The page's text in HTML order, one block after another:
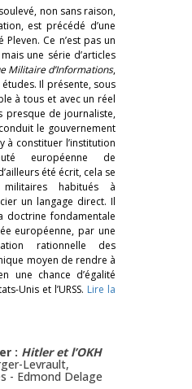
non sans raison,
est précédé d’une
Ce n’est pas un
une série d’articles
Militaire d’Informations,
Il présente, sous
à tous et avec un réel
presque de journaliste,
le gouvernement
à constituer l’institution
européenne de
été écrit, cela se
habitués à
un langage direct. Il
doctrine fondamentale
européenne, par une
rationnelle des
moyen de rendre à
une chance d’égalité
Unis et l’URSS. Lire la
: Hitler et l’OKH
Levrault,
- Edmond Delage